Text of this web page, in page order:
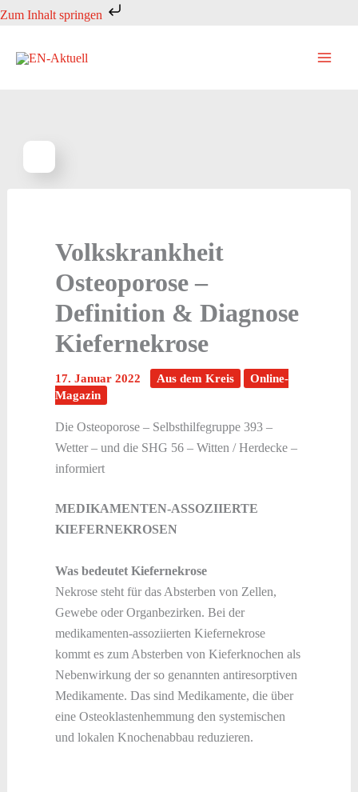
Zum Inhalt springen
Zum
springen
Volkskrankheit
Osteoporose –
Definition & Diagnose
Kiefernekrose
17. Januar 2022 Aus dem Kreis
Online-
Magazin
Die Osteoporose – Selbsthilfegruppe 393 –
Wetter – und die SHG 56 – Witten / Herdecke –
informiert
MEDIKAMENTEN-ASSOZIIERTE
KIEFERNEKROSEN
Was bedeutet Kiefernekrose
Nekrose steht für das Absterben von Zellen,
Gewebe oder Organbezirken. Bei der
medikamenten-assoziierten Kiefernekrose
kommt es zum Absterben von Kieferknochen als
Nebenwirkung der so genannten antiresorptiven
Medikamente. Das sind Medikamente, die über
eine Osteoklastenhemmung den systemischen
und lokalen Knochenabbau reduzieren.